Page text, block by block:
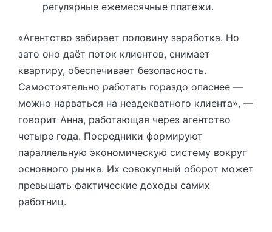
регулярные ежемесячные платежи.
«Агентство забирает половину заработка. Но
зато оно даёт поток клиентов, снимает
квартиру, обеспечивает безопасность.
Самостоятельно работать гораздо опаснее —
можно нарваться на неадекватного клиента», —
говорит Анна, работающая через агентство
четыре года. Посредники формируют
параллельную экономическую систему вокруг
основного рынка. Их совокупный оборот может
превышать фактические доходы самих
работниц.